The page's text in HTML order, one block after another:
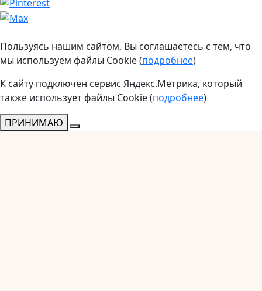
Пользуясь нашим сайтом, Вы соглашаетесь с тем, что
мы используем файлы Cookie (подробнее)
К сайту подключен сервис Яндекс.Метрика, который
также использует файлы Cookie (подробнее)
ПРИНИМАЮ